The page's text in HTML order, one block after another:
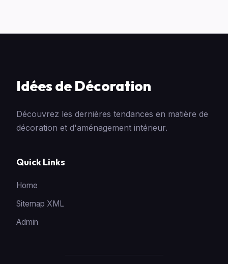
Idées de Décoration
Découvrez les dernières tendances en matière de
décoration et d'aménagement intérieur.
Quick Links
Home
Sitemap XML
Admin